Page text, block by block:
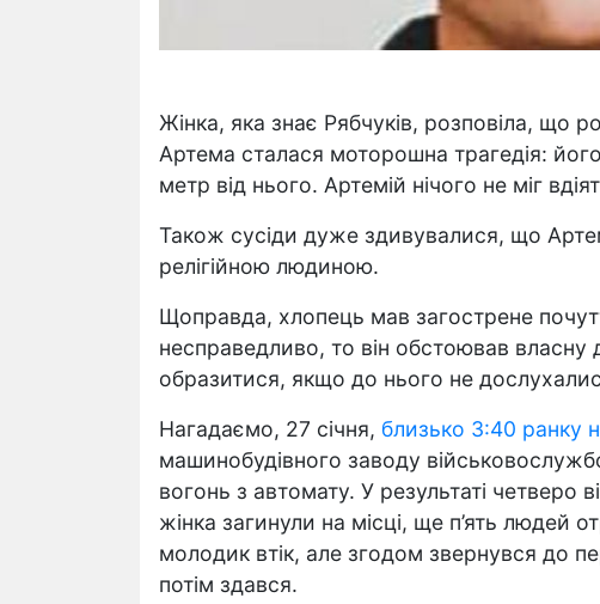
Жінка, яка знає Рябчуків, розповіла, що
Артема сталася моторошна трагедія:
метр від нього. Артемій нічого не міг
Також сусіди дуже здивувалися, що
релігійною людиною.
Щоправда, хлопець мав загострене
несправедливо, то він обстоював
образитися, якщо до нього не
Нагадаємо, 27 січня, близько 3:40 ранку
машинобудівного заводу
вогонь з автомату. У результаті четверо
жінка загинули на місці, ще п’ять людей
молодик втік, але згодом звернувся до
потім здався.